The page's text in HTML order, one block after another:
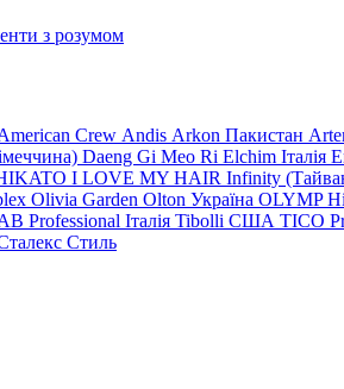
з розумом
Crew Andis Arkon Пакистан
Daeng Gi Meo Ri Elchim Італія
I LOVE MY HAIR Infinity
Olivia Garden Olton Україна OLYMP
Professional Італія Tibolli США TICO
Стиль